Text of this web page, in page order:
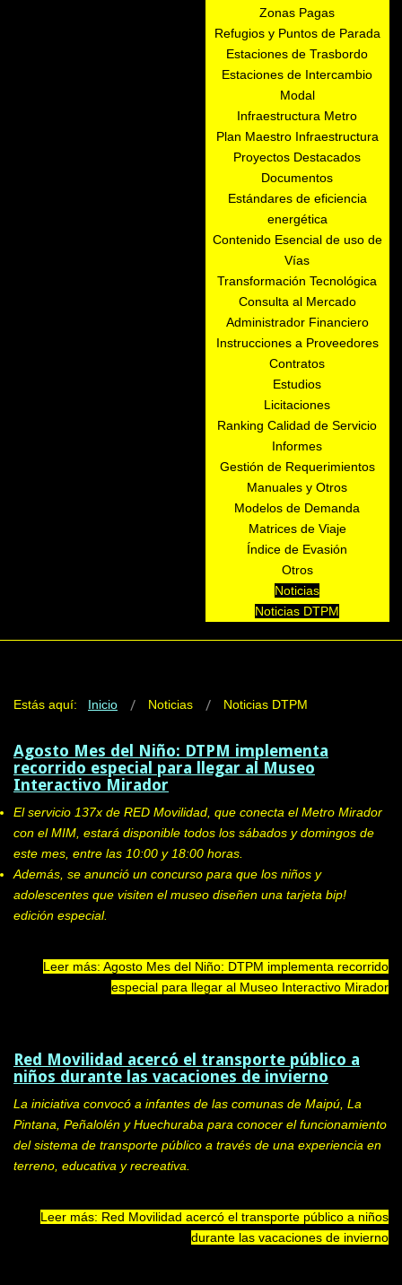
Zonas Pagas
Refugios y Puntos de Parada
Estaciones de Trasbordo
Estaciones de Intercambio
Modal
Infraestructura Metro
Plan Maestro Infraestructura
Proyectos Destacados
Documentos
Estándares de eficiencia
energética
Contenido Esencial de uso de
Vías
Transformación Tecnológica
Consulta al Mercado
Administrador Financiero
Instrucciones a Proveedores
Contratos
Estudios
Licitaciones
Ranking Calidad de Servicio
Informes
Gestión de Requerimientos
Manuales y Otros
Modelos de Demanda
Matrices de Viaje
Índice de Evasión
Otros
Noticias
Noticias DTPM
Estás aquí: Inicio Noticias Noticias DTPM
Agosto Mes del Niño: DTPM implementa
recorrido especial para llegar al Museo
Interactivo Mirador
El servicio 137x de RED Movilidad, que conecta el Metro Mirador
con el MIM, estará disponible todos los sábados y domingos de
este mes, entre las 10:00 y 18:00 horas.
Además, se anunció un concurso para que los niños y
adolescentes que visiten el museo diseñen una tarjeta bip!
edición especial.
Leer más: Agosto Mes del Niño: DTPM implementa recorrido
especial para llegar al Museo Interactivo Mirador
Red Movilidad acercó el transporte público a
niños durante las vacaciones de invierno
La iniciativa convocó a infantes de las comunas de Maipú, La
Pintana, Peñalolén y Huechuraba para conocer el funcionamiento
del sistema de transporte público a través de una experiencia en
terreno, educativa y recreativa.
Leer más: Red Movilidad acercó el transporte público a niños
durante las vacaciones de invierno